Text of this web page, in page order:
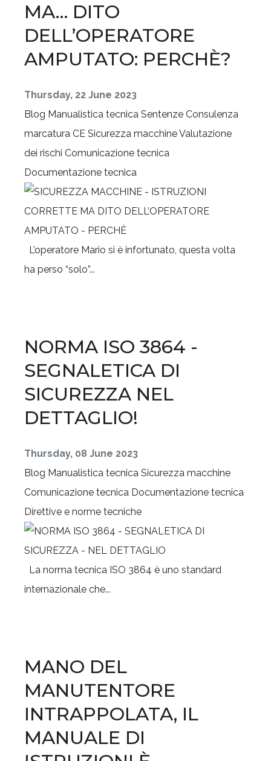
MA… DITO
DELL’OPERATORE
AMPUTATO: PERCHÈ?
Thursday, 22 June 2023
Blog Manualistica tecnica Sentenze Consulenza
marcatura CE Sicurezza macchineValutazione
dei rischi Comunicazione tecnica
Documentazione tecnica
L’operatore Mario si è infortunato, questa volta
ha perso “solo”...
NORMA ISO 3864 -
SEGNALETICA DI
SICUREZZA NEL
DETTAGLIO!
Thursday, 08 June 2023
Blog Manualistica tecnica Sicurezza macchine
Comunicazione tecnica Documentazione tecnica
Direttive e norme tecniche
La norma tecnica ISO 3864 è uno standard
internazionale che...
MANO DEL
MANUTENTORE
INTRAPPOLATA, IL
MANUALE DI